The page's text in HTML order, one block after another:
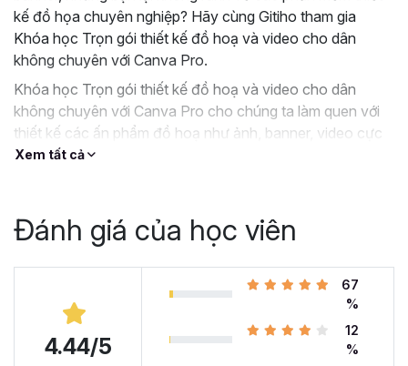
kế đồ họa chuyên nghiệp? Hãy cùng Gitiho tham gia
Khóa học Trọn gói thiết kế đồ hoạ và video cho dân
không chuyên với Canva Pro.
Khóa học Trọn gói thiết kế đồ hoạ và video cho dân
không chuyên với Canva Pro cho chúng ta làm quen với
thiết kế các ấn phẩm đồ hoạ như ảnh, banner, video cực
kỳ đơn giản và nhanh chóng. Ai cũng có thể làm theo
Xem tất cả
Đánh giá của học viên
4.44/5
67
%
12
%